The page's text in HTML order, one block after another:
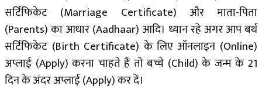
सर्टिफिकेट (Marriage Certificate) और माता-पिता
(Parents) का आधार (Aadhaar) आदि। ध्यान रहे अगर आप बर्थ
सर्टिफिकेट (Birth Certificate) के लिए ऑनलाइन (Online)
अप्लाई (Apply) करना चाहते हैं तो बच्चे (Child) के जन्म के 21
दिन के अंदर अप्लाई (Apply) कर दें।